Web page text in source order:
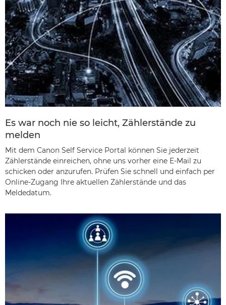
Es war noch nie so leicht, Zählerstände zu
melden
Mit dem Canon Self Service Portal können Sie jederzeit
Zählerstände einreichen, ohne uns vorher eine E-Mail zu
schicken oder anzurufen. Prüfen Sie schnell und einfach per
Online-Zugang Ihre aktuellen Zählerstände und das
Meldedatum.